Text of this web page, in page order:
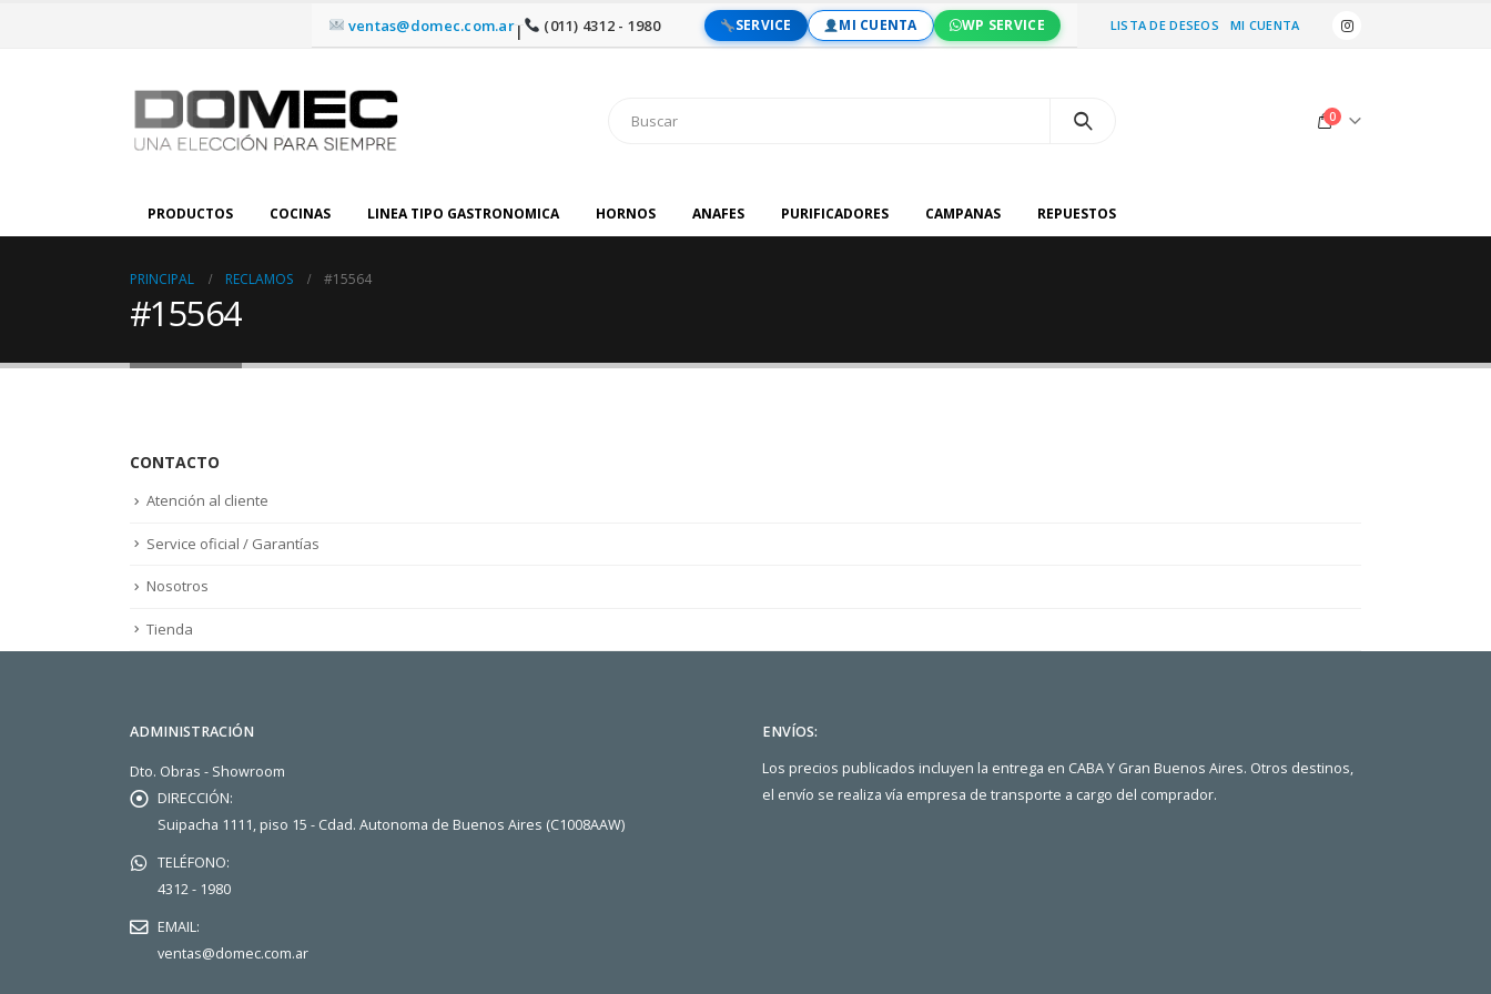
ventas@domec.com.ar| (011) 4312 - 1980 SERVICE MI CUENTA WP SERVICE LISTA DE DESEOS MI CUENTA
0
PRODUCTOS COCINAS LINEA TIPO GASTRONOMICA HORNOS ANAFES PURIFICADORES CAMPANAS REPUESTOS
PRINCIPAL RECLAMOS #15564
#15564
CONTACTO
Atención al cliente
Service oficial / Garantías
Nosotros
Tienda
ADMINISTRACIÓN
Dto. Obras - Showroom
DIRECCIÓN:
Suipacha 1111, piso 15 - Cdad. Autonoma de Buenos Aires (C1008AAW)
TELÉFONO:
4312 - 1980
EMAIL:
ventas@domec.com.ar
ENVÍOS:
Los precios publicados incluyen la entrega en CABA Y Gran Buenos Aires. Otros destinos,
el envío se realiza vía empresa de transporte a cargo del comprador.